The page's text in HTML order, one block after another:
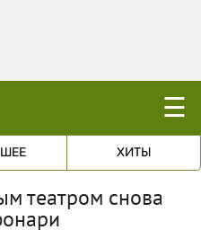
☰
ХИТЫ
театром снова